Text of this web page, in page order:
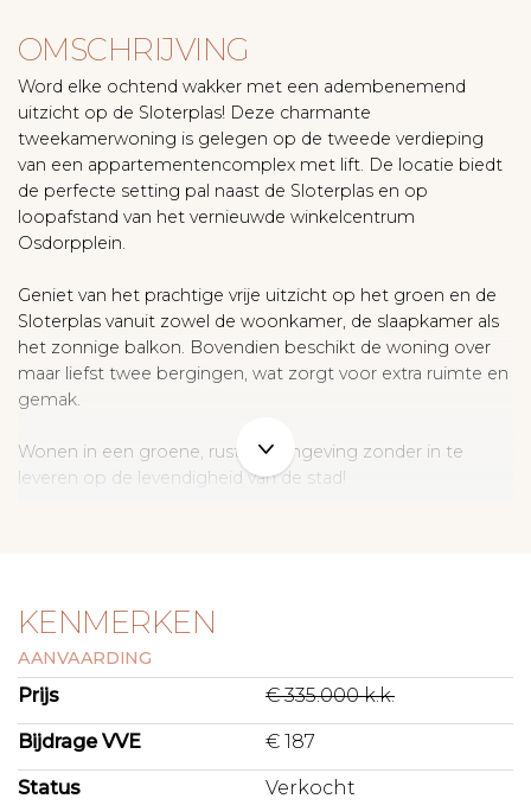
OMSCHRIJVING
Word elke ochtend wakker met een adembenemend
uitzicht op de Sloterplas! Deze charmante
tweekamerwoning is gelegen op de tweede verdieping
van een appartementencomplex met lift. De locatie biedt
de perfecte setting pal naast de Sloterplas en op
loopafstand van het vernieuwde winkelcentrum
Osdorpplein.
Geniet van het prachtige vrije uitzicht op het groen en de
Sloterplas vanuit zowel de woonkamer, de slaapkamer als
het zonnige balkon. Bovendien beschikt de woning over
maar liefst twee bergingen, wat zorgt voor extra ruimte en
gemak.
Wonen in een groene, rustige omgeving zonder in te
leveren op de levendigheid van de stad!
de trap naar de tweede verdieping. In de hal tref je een
garderobe en direct aan je rechterzijde ligt de moderne
badkamer, compleet met een ruime inloopdouche,
wastafelmeubel, designradiator, toilet en een aansluiting
voor de wasmachine.
De royale open woonkamer biedt een spectaculair vrij
uitzicht over het water van de Sloterplas. Vanuit de
KENMERKEN
AANVAARDING
Prijs € 335.000 k.k.
Bijdrage VVE € 187
Status Verkocht